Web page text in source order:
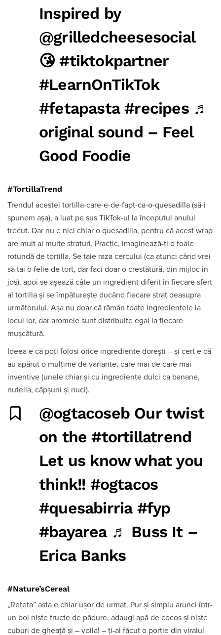
Inspired by
@grilledcheesesocial
😘#tiktokpartner
#LearnOnTikTok
#fetapasta #recipes ♬
original sound – Feel
Good Foodie
#TortillaTrend
Trendul acestei tortilla-care-e-de-fapt-ca-o-quesadilla (să-i
spunem așa), a luat pe sus TikTok-ul la începutul anului
trecut. Dar nu e nici chiar o quesadilla, pentru că acest wrap
are mult ai multe straturi. Practic, imaginează-ți o foaie
rotundă de tortilla. Se taie raza cercului (ca atunci când vrei
să tai o felie de tort, dar faci doar o crestătură, din mijloc în
jos), apoi se așează câte un ingredient diferit în fiecare sfert
al tortilla și se împăturește ducând fiecare strat deasupra
următorului. Așa nu doar că rămân toate ingredientele la
locul lor, dar aromele sunt distribuite egal la fiecare
mușcătură.
Ideea e că poți folosi orice ingrediente dorești – și cert e că
au apărut o mulțime de variante, care mai de care mai
inventive (unele chiar și cu ingrediente dulci ca banane,
nutella, căpșuni și nuci).
@ogtacoseb Our twist
on the#tortillatrend
Let us know what you
think!! #ogtacos
#quesabirria #fyp
#bayarea ♬ Buss It –
Erica Banks
#Nature’sCereal
„Rețeta” asta e chiar ușor de urmat. Pur și simplu arunci într-
un bol niște fructe de pădure, adaugi apă de cocos și niște
cuburi de gheață și – voila! – ți-ai făcut o porție din viralul